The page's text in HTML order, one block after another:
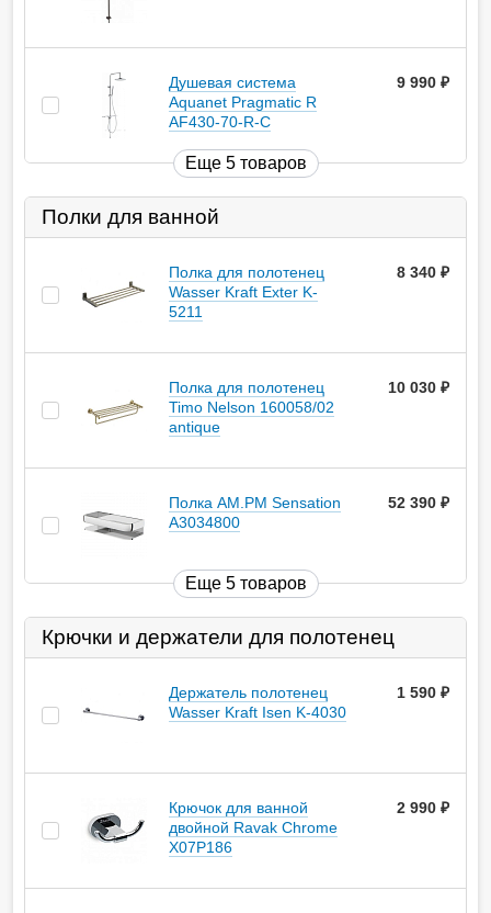
Душевая система
Aquanet Pragmatic R
AF430-70-R-C
9 990
Еще 5 товаров
Полки для ванной
Полка для полотенец
Wasser Kraft Exter K-
5211
8 340
Полка для полотенец
Timo Nelson 160058/02
antique
10 030
Полка AM.PM Sensation
A3034800
52 390
Еще 5 товаров
Крючки и держатели для полотенец
Держатель полотенец
Wasser Kraft Isen K-4030
1 590
Крючок для ванной
двойной Ravak Chrome
X07P186
2 990